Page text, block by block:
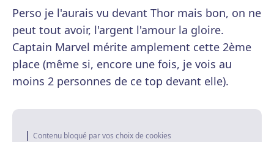
Perso je l'aurais vu devant Thor mais bon, on ne
peut tout avoir, l'argent l'amour la gloire.
Captain Marvel mérite amplement cette 2ème
place (même si, encore une fois, je vois au
moins 2 personnes de ce top devant elle).
Contenu bloqué par vos choix de cookies